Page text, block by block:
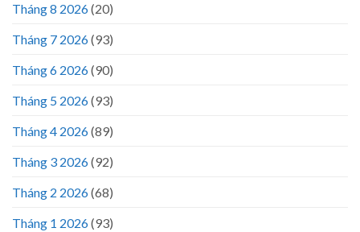
Tháng 8 2026(20)
Tháng 7 2026(93)
Tháng 6 2026(90)
Tháng 5 2026(93)
Tháng 4 2026(89)
Tháng 3 2026(92)
Tháng 2 2026(68)
Tháng 1 2026(93)